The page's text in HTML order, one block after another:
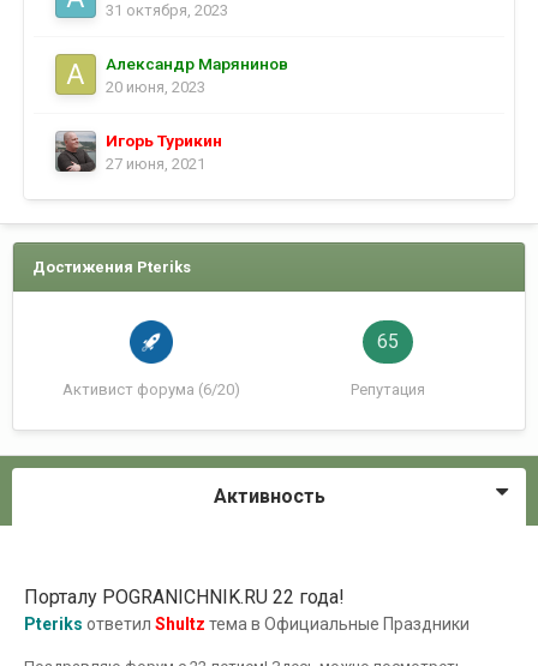
31 октября, 2023
Александр Марянинов
20 июня, 2023
Игорь Турикин
27 июня, 2021
Достижения Pteriks
Активист форума (6/20)
65
Репутация
Активность
Порталу POGRANICHNIK.RU 22 года!
Pteriks ответил Shultz тема в Официальные Праздники